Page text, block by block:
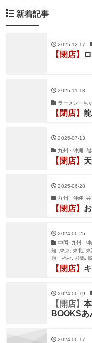
新着記事
2025-12-17
【閉店】
2025-11-13
ラーメン・ち
【閉店】
2025-07-13
九州・沖縄,
【閉店】
2025-06-28
九州・沖縄,
【閉店】
2024-06-25
中国, 九州・
知, 東京, 東北,
康・福祉, 群馬,
【閉店】
2024-06-19
【開店】
BOOKSあ
2024-06-17